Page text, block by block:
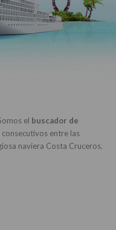
el buscador de
entre las
naviera Costa Cruceros.